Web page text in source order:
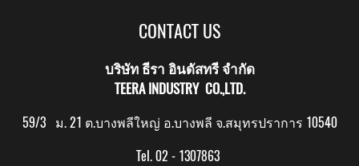
CONTACT US
บริษัท ธีรา อินดัสทรี จำกัด
TEERA INDUSTRY CO.,LTD.
59/3 ม. 21 ต.บางพลีใหญ่ อ.บางพลี จ.สมุทรปราการ 10540
Tel. 02 - 1307863